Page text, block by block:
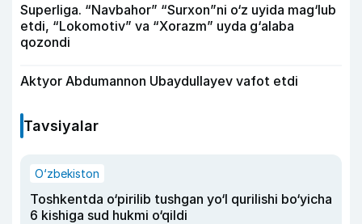
Superliga. “Navbahor” “Surxon”ni o‘z uyida mag‘lub
etdi, “Lokomotiv” va “Xorazm” uyda g‘alaba
qozondi
Aktyor Abdu­mannon Ubaydullayev vafot etdi
Tavsiyalar
O‘zbekiston
Toshkentda o‘pirilib tushgan yo‘l qurilishi bo‘yicha
6 kishiga sud hukmi o‘qildi